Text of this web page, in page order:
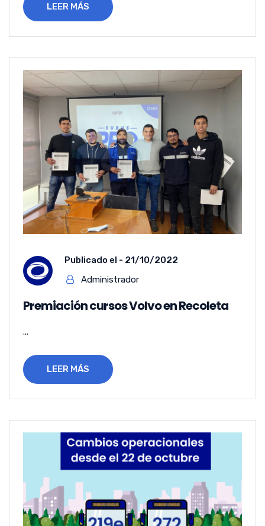
LEER MÁS
Publicado el - 21/10/2022
Administrador
Premiación cursos Volvo en Recoleta
...
LEER MÁS